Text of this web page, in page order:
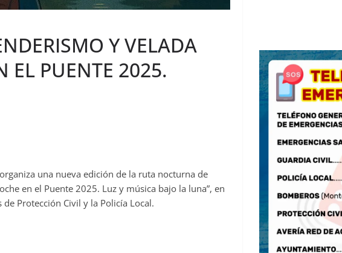
Y VELADA
EL PUENTE 2025.
una nueva edición de la ruta nocturna de
en el Puente 2025. Luz y música bajo la luna”, en
Protección Civil y la Policía Local.